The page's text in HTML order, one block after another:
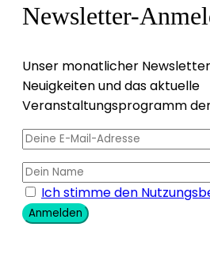
Newsletter-
Unser monatlicher
Neuigkeiten und das aktuelle
Veranstaltungsprogramm der
Ich stimme den
Anmelden